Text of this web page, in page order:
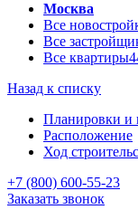
Москва
Все
Все
Все квартиры
Назад к списку
Планировки и
Расположение
Ход
+7 (800) 600-55-23
Заказать звонок